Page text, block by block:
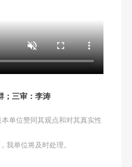
；三审：李涛
单位赞同其观点和对其真实性
我单位将及时处理。